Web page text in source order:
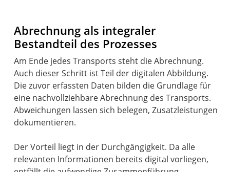
Abrechnung als integraler
Bestandteil des Prozesses
Am Ende jedes Transports steht die Abrechnung.
Auch dieser Schritt ist Teil der digitalen Abbildung.
Die zuvor erfassten Daten bilden die Grundlage für
eine nachvollziehbare Abrechnung des Transports.
Abweichungen lassen sich belegen, Zusatzleistungen
dokumentieren.
Der Vorteil liegt in der Durchgängigkeit. Da alle
relevanten Informationen bereits digital vorliegen,